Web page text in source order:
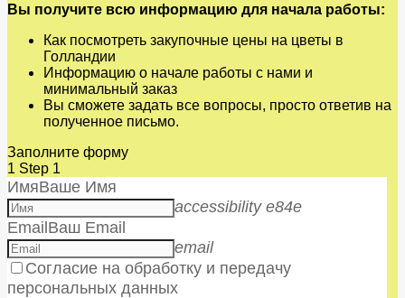
Вы получите всю информацию для начала работы:
Как посмотреть закупочные цены на цветы в
Голландии
Информацию о начале работы с нами и
минимальный заказ
Вы сможете задать все вопросы, просто ответив на
полученное письмо.
Заполните форму
1 Step 1
ИмяВаше Имя
accessibility e84e
EmailВаш Email
email
Согласие на обработку и передачу
персональных данных